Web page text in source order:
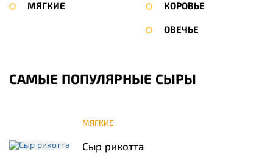
МЯГКИЕ КОРОВЬЕ
ОВЕЧЬЕ
САМЫЕ ПОПУЛЯРНЫЕ СЫРЫ
МЯГКИЕ
Сыр рикотта